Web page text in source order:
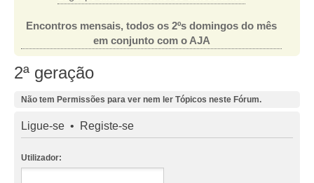
Encontros mensais, todos os 2ºs domingos do mês
em conjunto com o AJA
2ª geração
Não tem Permissões para ver nem ler Tópicos neste Fórum.
Ligue-se • Registe-se
Utilizador: